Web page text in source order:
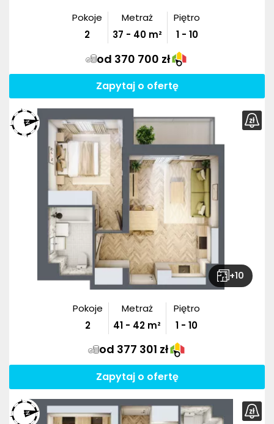
Pokoje
2
Metraż
37 - 40m²
Piętro
1 - 10
od 370 700 zł
Zapytaj o ofertę
+10
Pokoje
2
Metraż
41 - 42 m²
Piętro
1 - 10
od 377 301 zł
Zapytaj o ofertę